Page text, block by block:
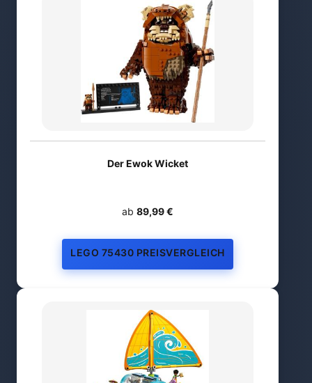
Der Ewok Wicket
ab 89,99 €
LEGO 75430 PREISVERGLEICH